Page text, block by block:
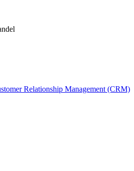
Relationship Management (CRM)